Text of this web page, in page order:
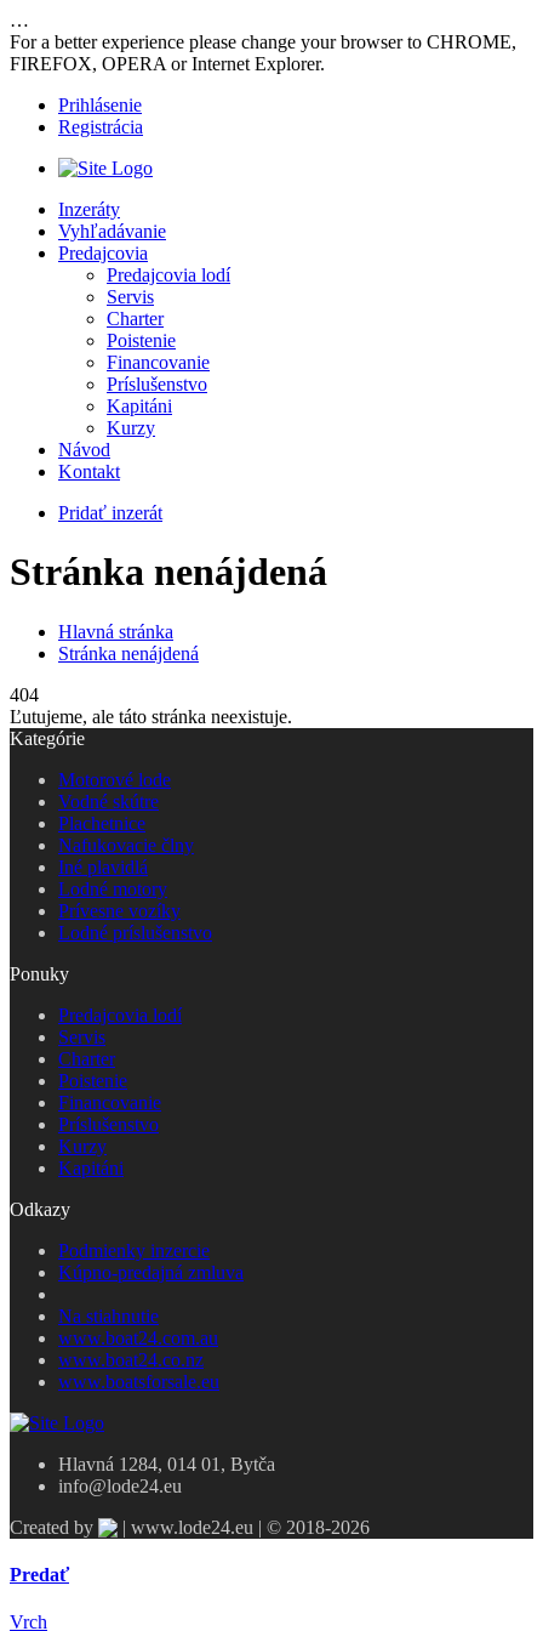
…
For a better experience please change your browser to CHROME,
FIREFOX, OPERA or Internet Explorer.
Prihlásenie
Registrácia
Inzeráty
Vyhľadávanie
Predajcovia
Predajcovia lodí
Servis
Charter
Poistenie
Financovanie
Príslušenstvo
Kapitáni
Kurzy
Návod
Kontakt
Pridať inzerát
Stránka nenájdená
Hlavná stránka
Stránka nenájdená
404
Ľutujeme, ale táto stránka neexistuje.
Kategórie
Motorové lode
Vodné skútre
Plachetnice
Nafukovacie člny
Iné plavidlá
Lodné motory
Prívesne vozíky
Lodné príslušenstvo
Ponuky
Predajcovia lodí
Servis
Charter
Poistenie
Financovanie
Príslušenstvo
Kurzy
Kapitáni
Odkazy
Podmienky inzercie
Kúpno-predajná zmluva
Na stiahnutie
www.boat24.com.au
www.boat24.co.nz
www.boatsforsale.eu
Hlavná 1284, 014 01, Bytča
info@lode24.eu
Created by
| www.lode24.eu | © 2018-2026
Predať
Vrch